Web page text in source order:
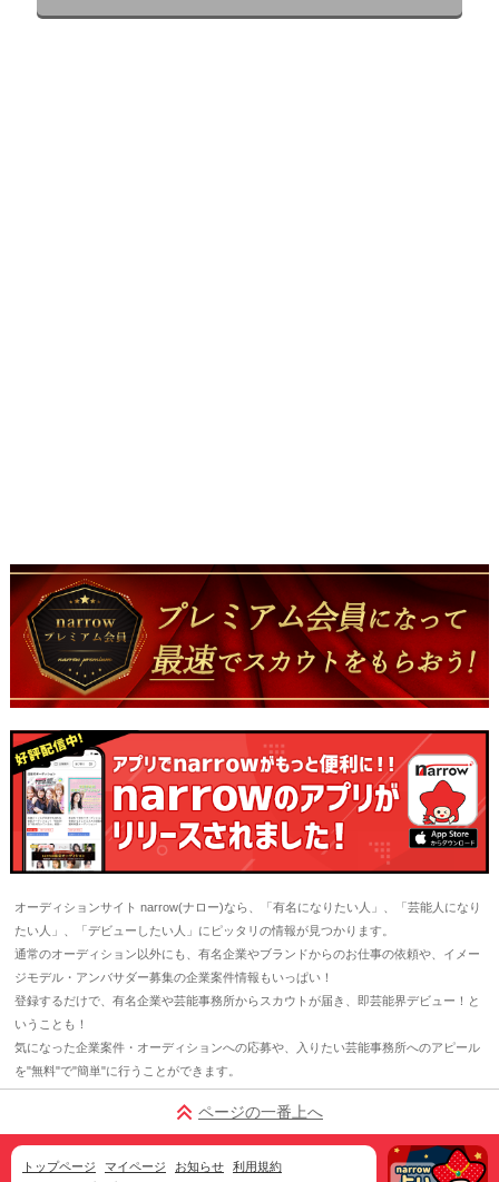
オーディションサイト narrow(ナロー)なら、「有名になりたい人」、「芸能人になり
たい人」、「デビューしたい人」にピッタリの情報が見つかります。
通常のオーディション以外にも、有名企業やブランドからのお仕事の依頼や、イメー
ジモデル・アンバサダー募集の企業案件情報もいっぱい！
登録するだけで、有名企業や芸能事務所からスカウトが届き、即芸能界デビュー！と
いうことも！
気になった企業案件・オーディションへの応募や、入りたい芸能事務所へのアピール
を"無料"で"簡単"に行うことができます。
ページの一番上へ
トップページ マイページ お知らせ
利用規約